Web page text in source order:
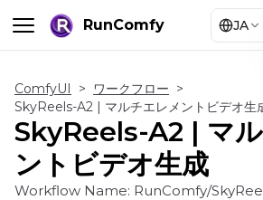
RunComfy JA
ComfyUI > ワークフロー >
SkyReels-A2 | マルチエレメントビデオ生
SkyReels-A2 | マ
ントビデオ生成
Workflow Name: RunComfy/